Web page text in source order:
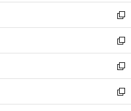
く
ウ
ィ
ン
ド
ウ
で
開
く
し
い
ウ
ィ
ン
ド
ウ
で
開
新
し
い
ウ
ィ
ン
ド
ウ
新
し
い
ウ
ィ
ン
新
し
い
ウ
新
し